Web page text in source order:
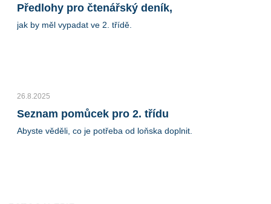
Předlohy pro čtenářský deník,
jak by měl vypadat ve 2. třídě.
26.8.2025
Seznam pomůcek pro 2. třídu
Abyste věděli, co je potřeba od loňska doplnit.